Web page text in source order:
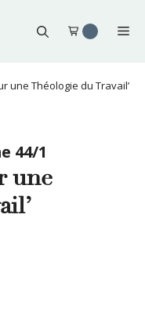
une Théologie du Travail’
44/1
une